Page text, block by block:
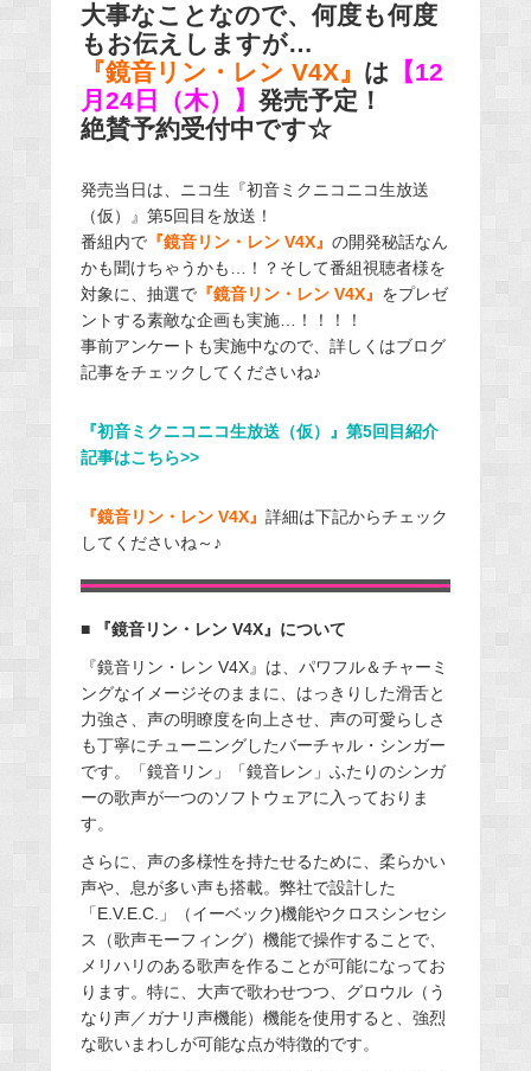
大事なことなので、何度も何度
もお伝えしますが…
『鏡音リン・レン V4X』 は 【12
月24日（木）】 発売予定！
絶賛予約受付中です☆
発売当日は、ニコ生『初音ミクニコニコ生放送
（仮）』第5回目を放送！
番組内で『鏡音リン・レン V4X』 の開発秘話なん
かも聞けちゃうかも…！？そして番組視聴者様を
対象に、抽選で『鏡音リン・レン V4X』 をプレゼ
ントする素敵な企画も実施…！！！！
事前アンケートも実施中なので、詳しくはブログ
記事をチェックしてくださいね♪
『初音ミクニコニコ生放送（仮）』第5回目紹介
記事はこちら>>
『鏡音リン・レン V4X』 詳細は下記からチェック
してくださいね～♪
■ 『鏡音リン・レン V4X』について
『鏡音リン・レン V4X』は、パワフル＆チャーミ
ングなイメージそのままに、はっきりした滑舌と
力強さ、声の明瞭度を向上させ、声の可愛らしさ
も丁寧にチューニングしたバーチャル・シンガー
です。「鏡音リン」「鏡音レン」ふたりのシンガ
ーの歌声が一つのソフトウェアに入っておりま
す。
さらに、声の多様性を持たせるために、柔らかい
声や、息が多い声も搭載。弊社で設計した
「E.V.E.C.」（イーベック)機能やクロスシンセシ
ス（歌声モーフィング）機能で操作することで、
メリハリのある歌声を作ることが可能になってお
ります。特に、大声で歌わせつつ、グロウル（う
なり声／ガナリ声機能）機能を使用すると、強烈
な歌いまわしが可能な点が特徴的です。